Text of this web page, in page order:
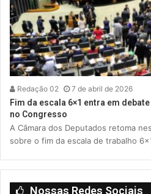
Redação 02 7 de abril de 2026
Fim da escala 6×1 entra em
no Congresso
A Câmara dos Deputados retoma
sobre o fim da escala de trabalho
Nossas Redes Sociais